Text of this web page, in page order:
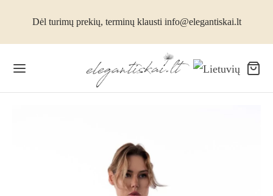
Dėl turimų prekių, terminų klausti info@elegantiskai.lt